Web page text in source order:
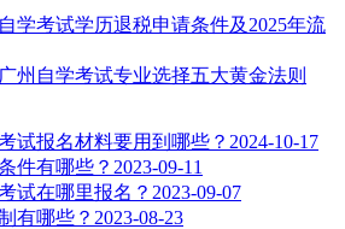
学考试学历退税申请条件及2025年流
州自学考试专业选择五大黄金法则
试报名材料要用到哪些？ 2024-10-17
件有哪些？ 2023-09-11
试在哪里报名？ 2023-09-07
有哪些？ 2023-08-23